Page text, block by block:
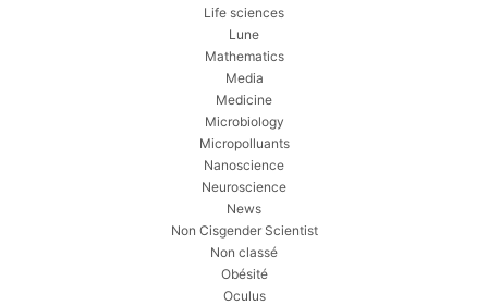
Life sciences
Lune
Mathematics
Media
Medicine
Microbiology
Micropolluants
Nanoscience
Neuroscience
News
Non Cisgender Scientist
Non classé
Obésité
Oculus